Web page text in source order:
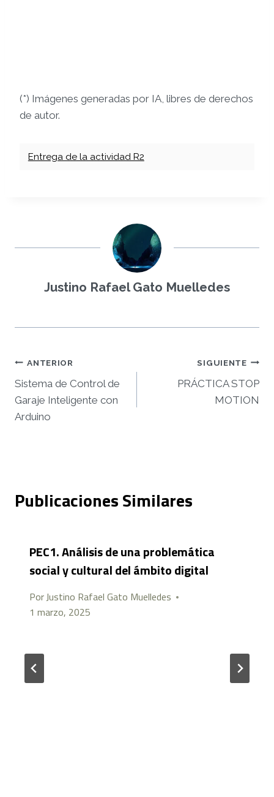
(*) Imágenes generadas por IA, libres de derechos
de autor.
Entrega de la actividad R2
Justino Rafael Gato Muelledes
Navegación
de
entradas
ANTERIOR
Sistema de Control de
Garaje Inteligente con
Arduino
SIGUIENTE
PRÁCTICA STOP
MOTION
Publicaciones Similares
PEC1. Análisis de una problemática
social y cultural del ámbito digital
PorJustino Rafael Gato Muelledes
1 marzo, 2025